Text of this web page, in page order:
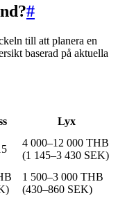
#
till att planera en
baserad på aktuella
Lyx
4 000–12 000 THB
(1 145–3 430 SEK)
1 500–3 000 THB
(430–860 SEK)